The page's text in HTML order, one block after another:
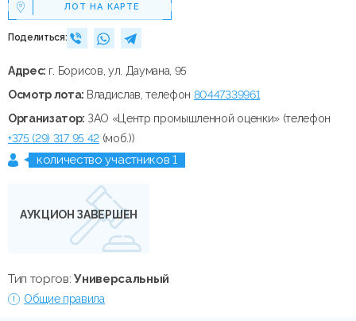
ЛОТ НА КАРТЕ
Поделиться:
Адрес: г. Борисов, ул. Даумана, 95
Осмотр лота: Владислав, телефон 80447339961
Организатор: ЗАО «Центр промышленной оценки» (телефон
+375 (29) 317 95 42(моб.))
количество участников 1
АУКЦИОН ЗАВЕРШЕН
Тип торгов:Универсальный
Общие правила